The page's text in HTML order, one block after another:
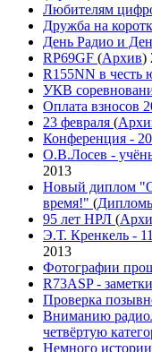
Любителям
Дружба на
День Радио и
RP69GF (Архив)
R155NN в
УКВ
Оплата взносов
23 февраля (
Конференция -
О.В.Лосев -
2013
Новый диплом
время!" (
95 лет НРЛ (
Э.Т. Кренкель -
2013
Фотографии
R73ASP -
Проверка
Вниманию
четвёртую
Немного истории